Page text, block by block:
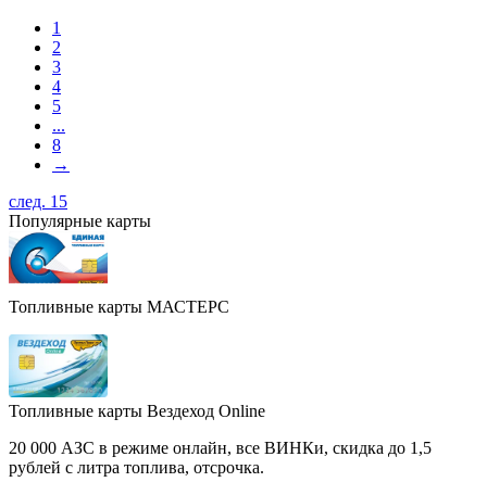
1
2
3
4
5
...
8
→
след. 15
Популярные карты
Топливные карты МАСТЕРС
Топливные карты Вездеход Online
20 000 АЗС в режиме онлайн, все ВИНКи, скидка до 1,5
рублей с литра топлива, отсрочка.